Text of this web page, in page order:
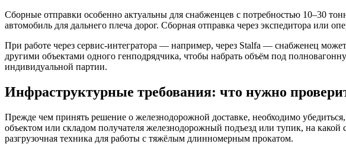
Сборные отправки особенно актуальны для снабженцев с потребностью 10–30
автомобиль для дальнего плеча дорог. Сборная отправка через экспедитора или
При работе через сервис-интегратора — например, через Stalfa — снабженец
другими объектами одного генподрядчика, чтобы набрать объём под
индивидуальной партии.
Инфраструктурные требования: что нужно
Прежде чем принять решение о железнодорожной доставке, необходимо
объектом или складом получателя железнодорожный подъезд или тупик, на какой
разгрузочная техника для работы с тяжёлым длинномерным прокатом.